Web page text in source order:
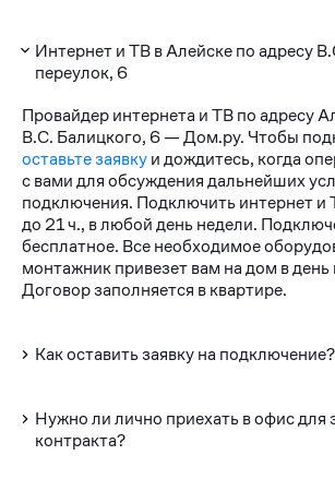
Интернет и ТВ в Алейске по адресу
переулок, 6
Провайдер интернета и ТВ по адресу
В.С. Балицкого, 6 — Дом.ру. Чтобы
оставьте заявкуи дождитесь, когда
с вами для обсуждения дальнейших
подключения. Подключить интернет и
до 21 ч., в любой день недели.
бесплатное. Все необходимое
монтажник привезет вам на дом в
Договор заполняется в квартире.
Как оставить заявку на подключение?
Нужно ли лично приехать в офис для
контракта?